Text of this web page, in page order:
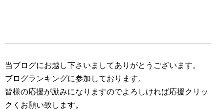
当ブログにお越し下さいましてありがとうございます。
ブログランキングに参加しております。
皆様の応援が励みになりますのでよろしければ応援クリッ
クくお願い致します。